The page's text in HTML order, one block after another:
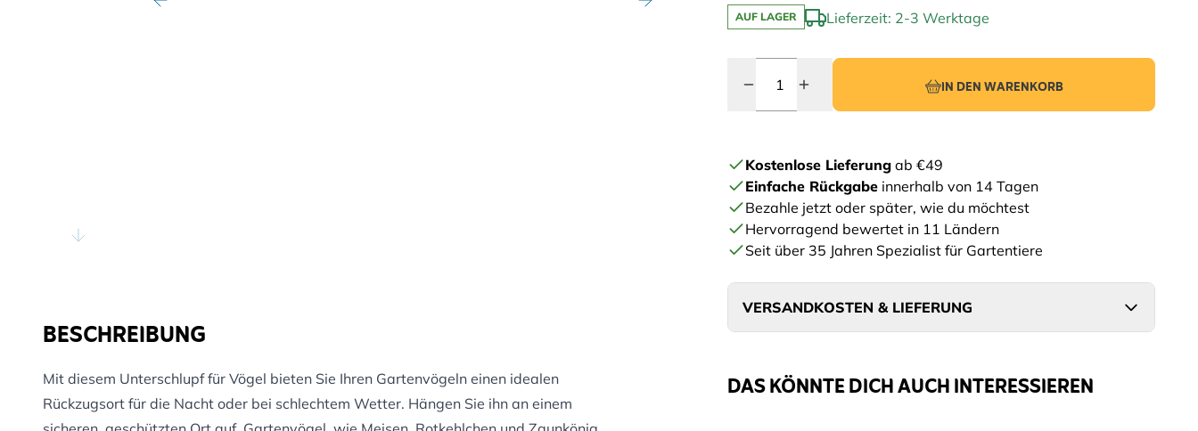
AUF LAGER Lieferzeit: 2-3 Werktage
IN DEN WARENKORB
Kostenlose Lieferung ab €49
Einfache Rückgabe innerhalb von 14 Tagen
Bezahle jetzt oder später, wie du möchtest
Hervorragend bewertet in 11 Ländern
Seit über 35 Jahren Spezialist für Gartentiere
VERSANDKOSTEN & LIEFERUNG
DAS KÖNNTE DICH AUCH INTERESSIEREN
BESCHREIBUNG
Mit diesem Unterschlupf für Vögel bieten Sie Ihren Gartenvögeln einen idealen
Rückzugsort für die Nacht oder bei schlechtem Wetter. Hängen Sie ihn an einem